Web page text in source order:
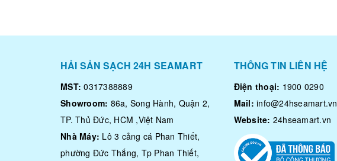
HẢI SẢN SẠCH 24H SEAMART
MST: 0317388889
Showroom: 86a, Song Hành, Quận 2,
TP. Thủ Đức, HCM ,Việt Nam
Nhà Máy: Lô 3 cảng cá Phan Thiết,
phường Đức Thắng, Tp Phan Thiết,
THÔNG TIN LIÊN HỆ
Điện thoại: 1900 0290
Mail: info@24hseamart.vn
Website: 24hseamart.vn